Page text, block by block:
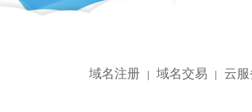
域名注册 | 域名交易 | 云